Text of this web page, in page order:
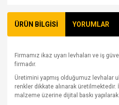
ÜRÜN BİLGİSİ YORUMLAR
Firmamız ikaz uyarı levhaları ve iş
firmadır.
Üretimini yapmış olduğumuz levhalar
renkler dikkate alınarak üretilmektedir.
malzeme üzerine dijital baskı